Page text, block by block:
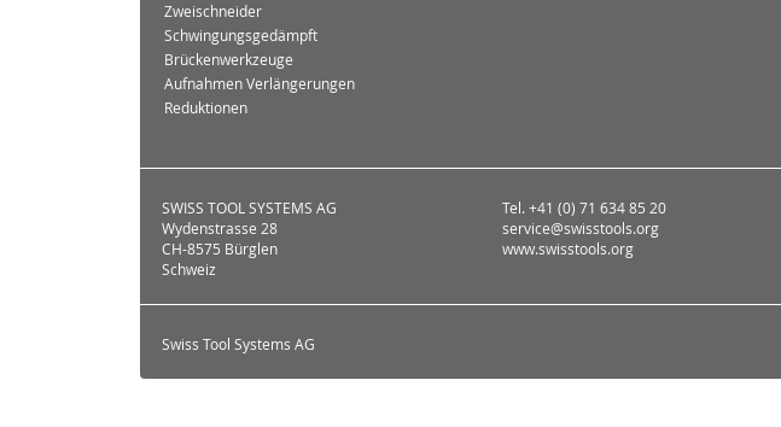
Zweischneider
Schwingungsgedämpft
Brückenwerkzeuge
Aufnahmen Verlängerungen
Reduktionen
SWISS TOOL SYSTEMS AG
Wydenstrasse 28
CH-8575 Bürglen
Schweiz
Tel. +41 (0) 71 634 85 20
service@swisstools.org
www.swisstools.org
Swiss Tool Systems AG